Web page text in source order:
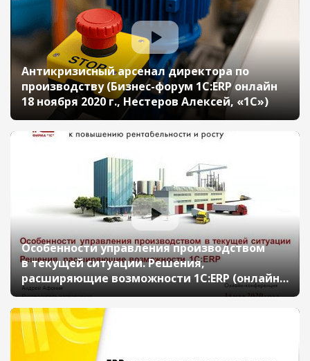
Антикризисный арсенал директора по
производству (Бизнес-форум 1С:ERP онлайн
18 ноября 2020 г., Нестеров Алексей, «1С»)
Особенности управления производством
в текущей ситуации. Решения,
расширяющие возможности 1С:ERP (онлайн-
конференция «1С:ERP в облаках» 14 мая
2020 г., Афонин Андрей, «1С»)